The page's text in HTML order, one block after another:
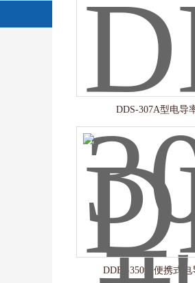
DDS-307A型电导
DDBJ-350型便携式